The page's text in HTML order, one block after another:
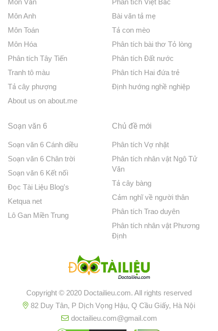
Môn Văn
Môn Anh
Môn Toán
Môn Hóa
Phân tích Tây Tiến
Tranh tô màu
Tả cây phượng
About us on about.me
Phân tích Việt Bắc
Bài văn tả mẹ
Tả con mèo
Phân tích bài thơ Tỏ lòng
Phân tích Đất nước
Phân tích Hai đứa trẻ
Định hướng nghề nghiệp
Soạn văn 6
Soạn văn 6 Cánh diều
Soạn văn 6 Chân trời
Soạn văn 6 Kết nối
Đọc Tài Liệu Blog's
Ketqua net
Lô Gan Miền Trung
Chủ đề mới
Phân tích Vợ nhặt
Phân tích nhân vật Ngô Tử
Văn
Tả cây bàng
Cảm nghĩ về người thân
Phân tích Trao duyên
Phân tích nhân vật Phương
Định
Copyright © 2020 Doctailieu.com. All rights reserved
82 Duy Tân, P Dịch Vọng Hậu, Q Cầu Giấy, Hà Nội
doctailieu.com@gmail.com